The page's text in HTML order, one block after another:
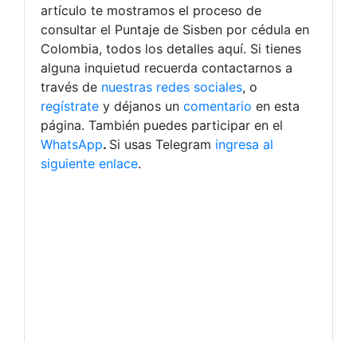
artículo te mostramos el proceso de
consultar el Puntaje de Sisben por cédula en
Colombia, todos los detalles aquí. Si tienes
alguna inquietud recuerda contactarnos a
través de nuestras redes sociales, o
regístrate y déjanos un comentario en esta
página. También puedes participar en el
WhatsApp. Si usas Telegram ingresa al
siguiente enlace.